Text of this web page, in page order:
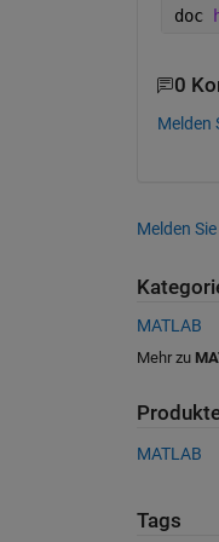
doc
0
Melden
Melden
MATLAB
Mehr zu
MATLAB
Tags